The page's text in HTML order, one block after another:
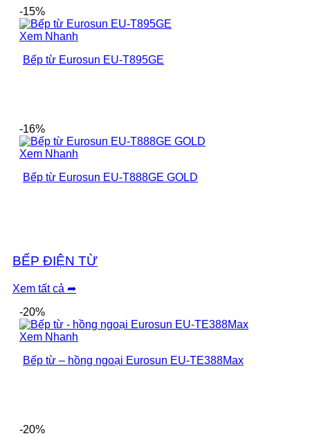
-15%
Xem Nhanh
Bếp từ Eurosun EU-T895GE
-16%
Xem Nhanh
Bếp từ Eurosun EU-T888GE GOLD
BẾP ĐIỆN TỪ
Xem tất cả ➦
-20%
Xem Nhanh
Bếp từ – hồng ngoại Eurosun EU-TE388Max
-20%